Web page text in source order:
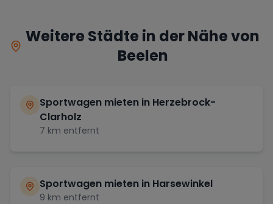
Weitere Städte in der Nähe von
Beelen
Sportwagen mieten in Herzebrock-
Clarholz
7 km entfernt
Sportwagen mieten in Harsewinkel
9 km entfernt